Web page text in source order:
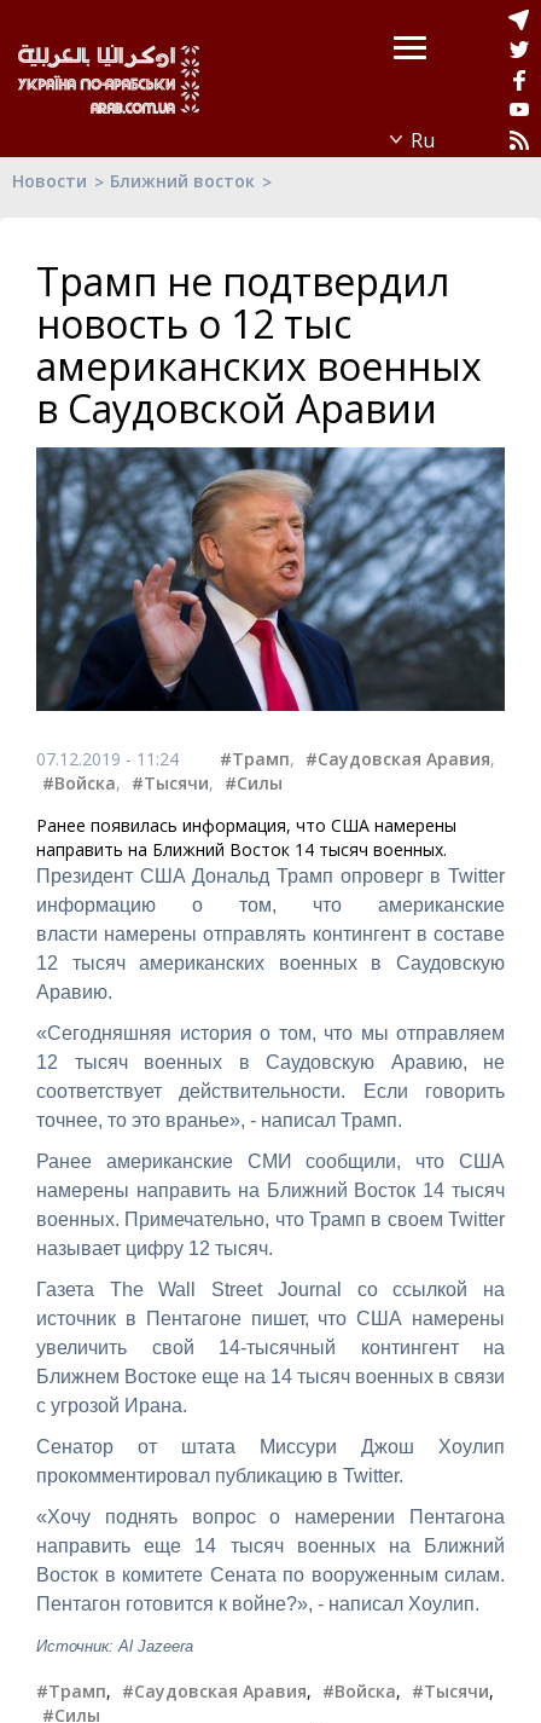
Новости Ближний восток
Трамп не подтвердил
новость о 12 тыс
американских военных
в Саудовской Аравии
07.12.2019 - 11:24 #Трамп, #Саудовская Аравия,
#Войска, #Тысячи, #Силы
Ранее появилась информация, что США намерены
направить на Ближний Восток 14 тысяч военных.
Президент США Дональд Трамп опроверг в Twitter
информацию о том, что американские
власти намерены отправлять контингент в составе
12 тысяч американских военных в Саудовскую
Аравию.
«Сегодняшняя история о том, что мы отправляем
12 тысяч военных в Саудовскую Аравию, не
соответствует действительности. Если говорить
точнее, то это вранье», - написал Трамп.
Ранее американские СМИ сообщили, что США
намерены направить на Ближний Восток 14 тысяч
военных. Примечательно, что Трамп в своем Twitter
называет цифру 12 тысяч.
Газета The Wall Street Journal со ссылкой на
источник в Пентагоне пишет, что США намерены
увеличить свой 14-тысячный контингент на
Ближнем Востоке еще на 14 тысяч военных в связи
с угрозой Ирана.
Сенатор от штата Миссури Джош Хоулип
прокомментировал публикацию в Twitter.
«Хочу поднять вопрос о намерении Пентагона
направить еще 14 тысяч военных на Ближний
Восток в комитете Сената по вооруженным силам.
Пентагон готовится к войне?», - написал Хоулип.
Источник: Al Jazeera
#Трамп, #Саудовская Аравия, #Войска, #Тысячи,
#Силы